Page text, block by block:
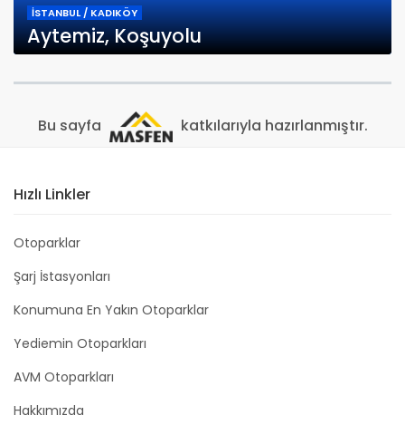
İSTANBUL / KADIKÖY
Aytemiz, Koşuyolu
Bu sayfa katkılarıyla hazırlanmıştır.
Hızlı Linkler
Otoparklar
Şarj İstasyonları
Konumuna En Yakın Otoparklar
Yediemin Otoparkları
AVM Otoparkları
Hakkımızda